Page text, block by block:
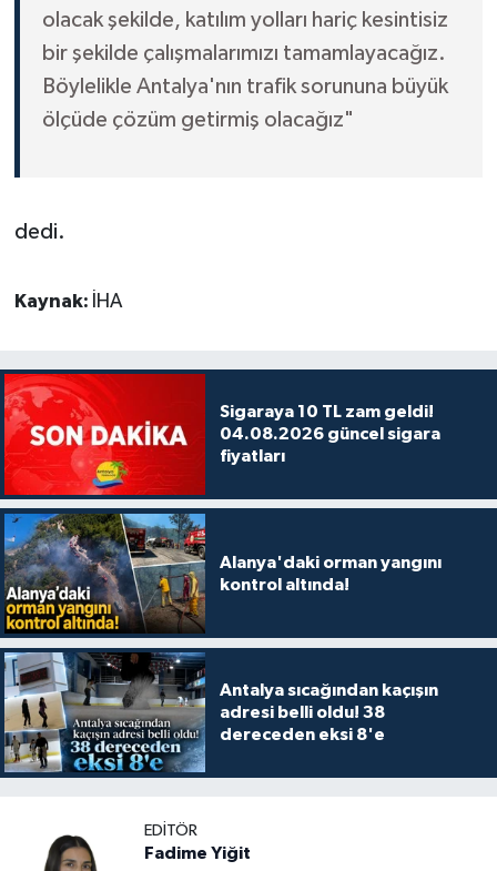
olacak şekilde, katılım yolları hariç kesintisiz
bir şekilde çalışmalarımızı tamamlayacağız.
Böylelikle Antalya'nın trafik sorununa büyük
ölçüde çözüm getirmiş olacağız"
dedi.
Kaynak: İHA
Sigaraya 10 TL zam geldi!
04.08.2026 güncel sigara
fiyatları
Alanya'daki orman yangını
kontrol altında!
Antalya sıcağından kaçışın
adresi belli oldu! 38
dereceden eksi 8'e
EDITÖR
Fadime Yiğit